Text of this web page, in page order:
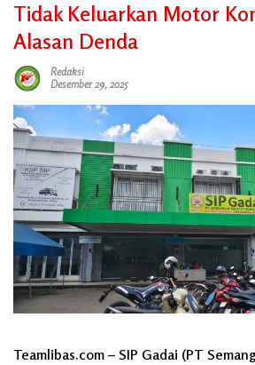
Tidak Keluarkan Motor
Alasan Denda
Redaksi
Desember 29, 2025
Teamlibas.com – SIP Gadai (PT